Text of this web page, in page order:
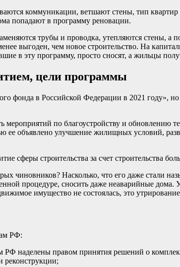
коммуникации, ветшают стены, тип
попадают в программу реновации.
трубы и проводка, утепляются стены, а
выгоден, чем новое строительство. На
в эту программу, просто сносят, а жильцы
цели программы
в Российской Федерации в 2021 году», но
мероприятий по благоустройству и
ее объявлено улучшение жилищных условий,
сферы строительства за счет строительства
чиновников? Насколько, что его даже стали
процедуре, сносить даже неаварийные дома.
имущество не состоялась, это
РФ:
наделены правом принятия решений о
реконструкции;